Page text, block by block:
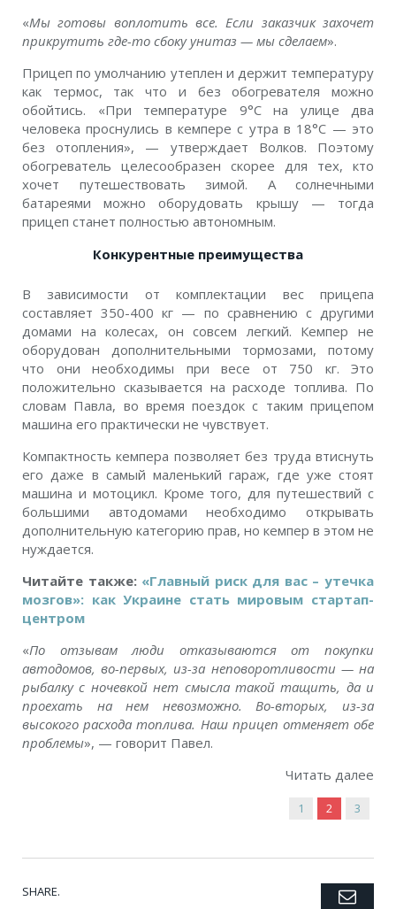
«Мы готовы воплотить все. Если заказчик захочет
прикрутить где-то сбоку унитаз — мы сделаем».
Прицеп по умолчанию утеплен и держит температуру
как термос, так что и без обогревателя можно
обойтись. «При температуре 9°С на улице два
человека проснулись в кемпере с утра в 18°С — это
без отопления», — утверждает Волков. Поэтому
обогреватель целесообразен скорее для тех, кто
хочет путешествовать зимой. А солнечными
батареями можно оборудовать крышу — тогда
прицеп станет полностью автономным.
Конкурентные преимущества
В зависимости от комплектации вес прицепа
составляет 350-400 кг — по сравнению с другими
домами на колесах, он совсем легкий. Кемпер не
оборудован дополнительными тормозами, потому
что они необходимы при весе от 750 кг. Это
положительно сказывается на расходе топлива. По
словам Павла, во время поездок с таким прицепом
машина его практически не чувствует.
Компактность кемпера позволяет без труда втиснуть
его даже в самый маленький гараж, где уже стоят
машина и мотоцикл. Кроме того, для путешествий с
большими автодомами необходимо открывать
дополнительную категорию прав, но кемпер в этом не
нуждается.
Читайте также: «Главный риск для вас – утечка
мозгов»: как Украине стать мировым стартап-
центром
«По отзывам люди отказываются от покупки
автодомов, во-первых, из-за неповоротливости — на
рыбалку с ночевкой нет смысла такой тащить, да и
проехать на нем невозможно. Во-вторых, из-за
высокого расхода топлива. Наш прицеп отменяет обе
проблемы», — говорит Павел.
Читать далее
1 2 3
SHARE. Twitter
Facebook
Google+
Pinterest
LinkedIn
Tumblr